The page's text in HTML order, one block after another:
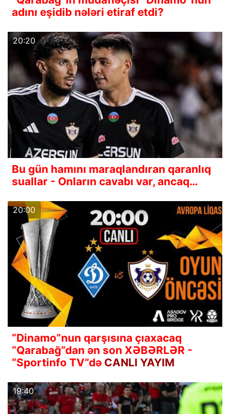
adını eşidib nələri etiraf etdi?
20:20
Bu gün hamını maraqlandıran qaranlıq
suallar - Onların cavabı var, ancaq…
20:00
“Dinamo”nun qarşısına çıaxacaq
“Qarabağ”dan ən son XƏBƏRLƏR -
“Sportinfo TV”də CANLI YAYIM
19:40